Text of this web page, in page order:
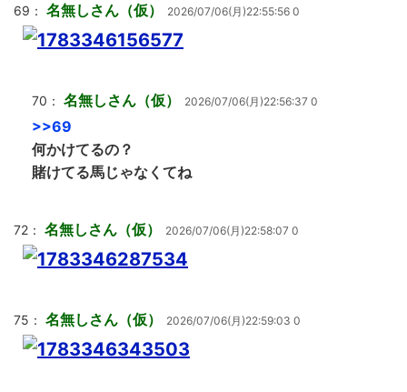
69： 名無しさん（仮） 2026/07/06(月)22:55:56 0
70： 名無しさん（仮） 2026/07/06(月)22:56:37 0
>>69
何かけてるの？
賭けてる馬じゃなくてね
72： 名無しさん（仮） 2026/07/06(月)22:58:07 0
75： 名無しさん（仮） 2026/07/06(月)22:59:03 0